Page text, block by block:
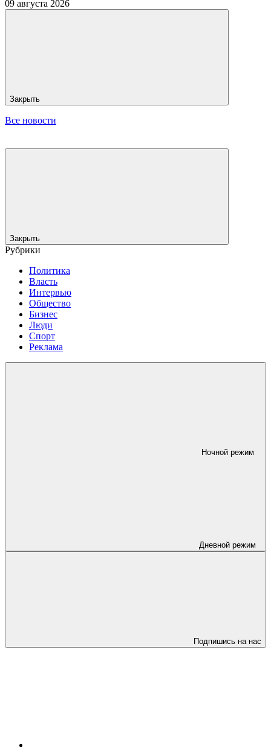
09 августа 2026
Закрыть
Все новости
Закрыть
Рубрики
Политика
Власть
Интервью
Общество
Бизнес
Люди
Спорт
Реклама
Ночной режим
Дневной режим
Подпишись на нас